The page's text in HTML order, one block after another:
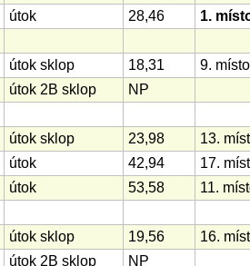
útok 28,46 1.
útok sklop 18,31
9. místo
útok 2B sklop NP
útok sklop 23,98
13.
útok 42,94
17.
útok 53,58 11.
útok sklop 19,56
16.
útok 2B sklop NP